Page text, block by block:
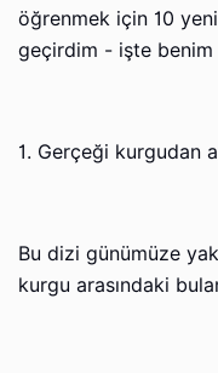
öğrenmek için 10
geçirdim - işte benim
1. Gerçeği kurgudan
Bu dizi günümüze
kurgu arasındaki